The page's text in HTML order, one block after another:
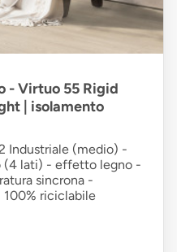
- Virtuo 55 Rigid
| isolamento
Industriale (medio) -
(4 lati) - effetto legno -
sincrona -
riciclabile